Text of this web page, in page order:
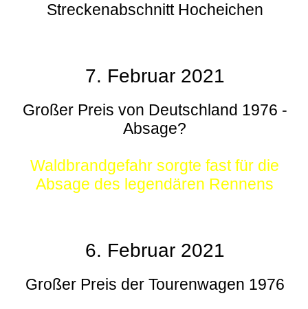
Streckenabschnitt Hocheichen
7. Februar 2021
Großer Preis von Deutschland 1976 -
Absage?
Waldbrandgefahr sorgte fast für die
Absage des legendären Rennens
6. Februar 2021
Großer Preis der Tourenwagen 1976